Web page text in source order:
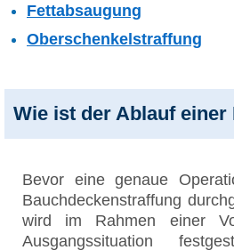
Fettabsaugung
Oberschenkelstraffung
Wie ist der Ablauf
Bevor eine genaue
Bauchdeckenstraffung
wird im Rahmen einer
Ausgangssituation